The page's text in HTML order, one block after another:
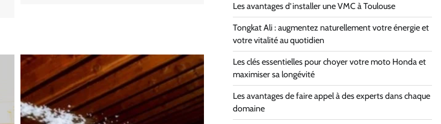
Les avantages d’installer une VMC à Toulouse
Tongkat Ali : augmentez naturellement votre énergie et
votre vitalité au quotidien
Les clés essentielles pour choyer votre moto Honda et
maximiser sa longévité
Les avantages de faire appel à des experts dans chaque
domaine